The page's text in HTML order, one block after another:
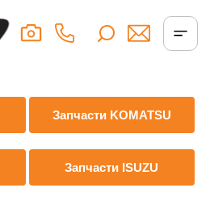
Запчасти KOMATSU
Запчасти ISUZU